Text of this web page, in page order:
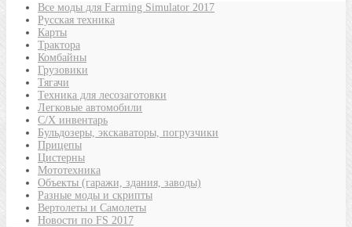
Все моды для Farming Simulator 2017
Русская техника
Карты
Трактора
Комбайны
Грузовики
Тягачи
Техника для лесозаготовки
Легковые автомобили
С/Х инвентарь
Бульдозеры, экскаваторы, погрузчики
Прицепы
Цистерны
Мототехника
Объекты (гаражи, здания, заводы)
Разные моды и скрипты
Вертолеты и Самолеты
Новости по FS 2017